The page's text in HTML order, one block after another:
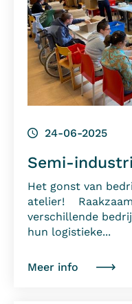
24-06-2025
Semi-
Het gonst van
atelier!
verschillende
hun logistieke...
Meer info